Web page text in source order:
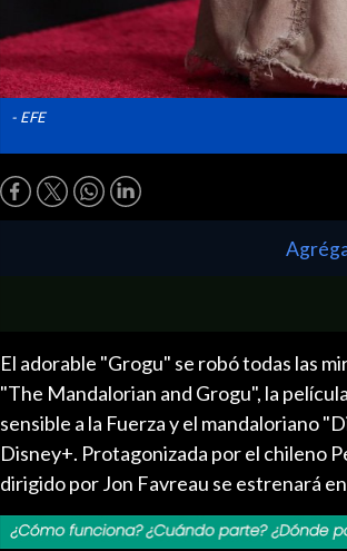
- EFE
El adorable "Grogu" se robó todas las
"The Mandalorian and Grogu", la
sensible a la Fuerza y el mandaloriano
Disney+. Protagonizada por el chileno
dirigido por Jon Favreau se estrenará